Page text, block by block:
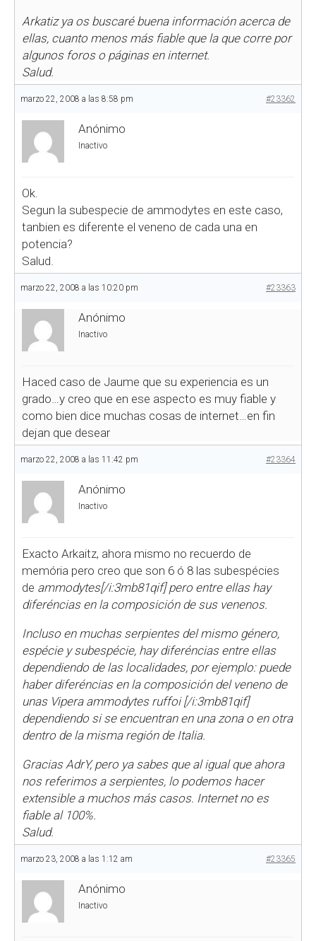
Arkatiz ya os buscaré buena información acerca de
ellas, cuanto menos más fiable que la que corre por
algunos foros o páginas en internet.
Salud.
marzo 22, 2008 a las 8:58 pm #23362
Anónimo
Inactivo
Ok.
Segun la subespecie de ammodytes en este caso,
tanbien es diferente el veneno de cada una en
potencia?
Salud.
marzo 22, 2008 a las 10:20 pm #23363
Anónimo
Inactivo
Haced caso de Jaume que su experiencia es un
grado…y creo que en ese aspecto es muy fiable y
como bien dice muchas cosas de internet…en fin
dejan que desear
marzo 22, 2008 a las 11:42 pm #23364
Anónimo
Inactivo
Exacto Arkaitz, ahora mismo no recuerdo de
memória pero creo que son 6 ó 8 las subespécies
de ammodytes[/i:3mb81qif] pero entre ellas hay
diferéncias en la composición de sus venenos.
Incluso en muchas serpientes del mismo género,
espécie y subespécie, hay diferéncias entre ellas
dependiendo de las localidades, por ejemplo: puede
haber diferéncias en la composición del veneno de
unas Vipera ammodytes ruffoi [/i:3mb81qif]
dependiendo si se encuentran en una zona o en otra
dentro de la misma región de Italia.
Gracias AdrY, pero ya sabes que al igual que ahora
nos referimos a serpientes, lo podemos hacer
extensible a muchos más casos. Internet no es
fiable al 100%.
Salud.
marzo 23, 2008 a las 1:12 am #23365
Anónimo
Inactivo